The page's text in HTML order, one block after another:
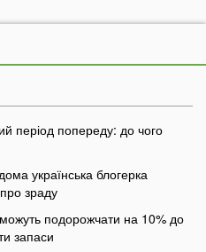
період попереду: до чого
українська блогерка
зраду
подорожчати на 10% до
запаси